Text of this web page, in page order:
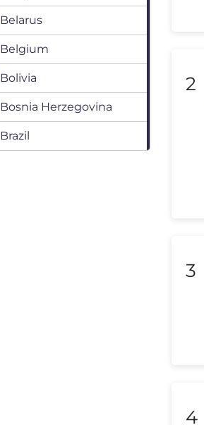
Belarus
Belgium
Bolivia
Bosnia Herzegovina
Brazil
2
3
4